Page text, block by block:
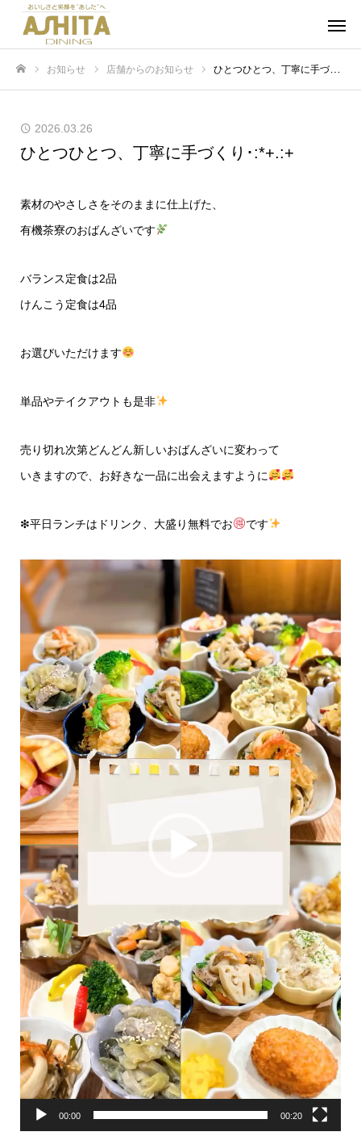
お知らせ 店舗からのお知らせ ひとつひとつ、丁寧に手づくり･:*+.:+
2026.03.26
ひとつひとつ、丁寧に手づくり･:*+.:+
素材のやさしさをそのままに仕上げた、
有機茶寮のおばんざいです
バランス定食は2品
けんこう定食は4品
お選びいただけます
単品やテイクアウトも是非
売り切れ次第どんどん新しいおばんざいに変わって
いきますので、お好きな一品に出会えますように
❇︎平日ランチはドリンク、大盛り無料でお です
動
画
プ
レ
ー
ヤ
ー
00:00 00:20